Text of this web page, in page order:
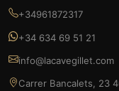
+34961872317
+34 634 69 51 21
info@lacavegillet.com
Carrer Bancalets, 23